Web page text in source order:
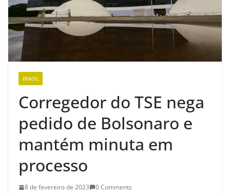
BRASIL
Corregedor do TSE nega
pedido de Bolsonaro e
mantém minuta em
processo
8 de fevereiro de 2023
0 Comments